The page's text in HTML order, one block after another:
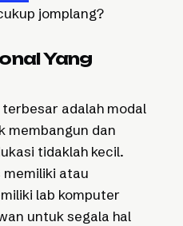
jomplang?
Yang
adalah modal
membangun dan
tidaklah kecil.
memiliki atau
lab komputer
untuk segala hal